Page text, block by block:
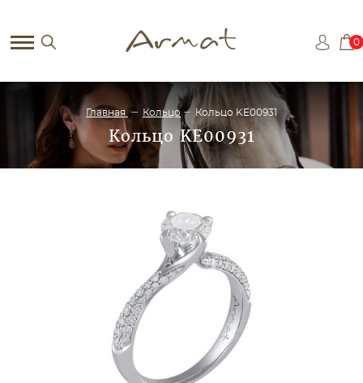
0
Главная Кольцо Кольцо KE00931
Кольцо KE00931